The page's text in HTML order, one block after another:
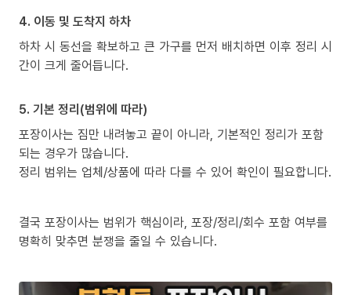
4. 이동 및 도착지 하차
하차 시 동선을 확보하고 큰 가구를 먼저 배치하면 이후 정리 시
간이 크게 줄어듭니다.
5. 기본 정리(범위에 따라)
포장이사는 짐만 내려놓고 끝이 아니라, 기본적인 정리가 포함
되는 경우가 많습니다.
정리 범위는 업체/상품에 따라 다를 수 있어 확인이 필요합니다.
결국 포장이사는 범위가 핵심이라, 포장/정리/회수 포함 여부를
명확히 맞추면 분쟁을 줄일 수 있습니다.